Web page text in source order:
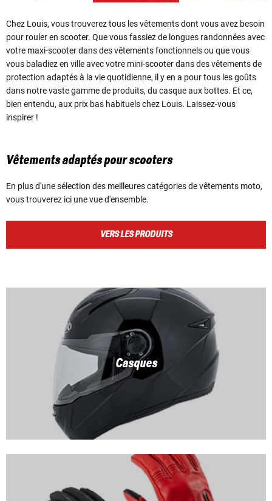
Chez Louis, vous trouverez tous les vêtements dont vous avez besoin
pour rouler en scooter. Que vous fassiez de longues randonnées avec
votre maxi-scooter dans des vêtements fonctionnels ou que vous
vous baladiez en ville avec votre mini-scooter dans des vêtements de
protection adaptés à la vie quotidienne, il y en a pour tous les goûts
dans notre vaste gamme de produits, du casque aux bottes. Et ce,
bien entendu, aux prix bas habituels chez Louis. Laissez-vous
inspirer !
Vêtements adaptés pour scooters
En plus d'une sélection des meilleures catégories de vêtements moto,
vous trouverez ici une vue d'ensemble.
VERS LES PRODUITS
Casques